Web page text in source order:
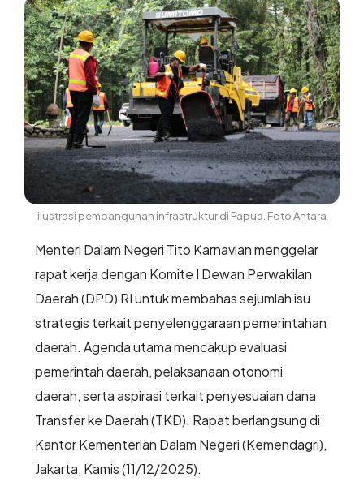
ilustrasi pembangunan infrastruktur di Papua. Foto Antara
Menteri Dalam Negeri Tito Karnavian menggelar
rapat kerja dengan Komite I Dewan Perwakilan
Daerah (DPD) RI untuk membahas sejumlah isu
strategis terkait penyelenggaraan pemerintahan
daerah. Agenda utama mencakup evaluasi
pemerintah daerah, pelaksanaan otonomi
daerah, serta aspirasi terkait penyesuaian dana
Transfer ke Daerah (TKD). Rapat berlangsung di
Kantor Kementerian Dalam Negeri (Kemendagri),
Jakarta, Kamis (11/12/2025).